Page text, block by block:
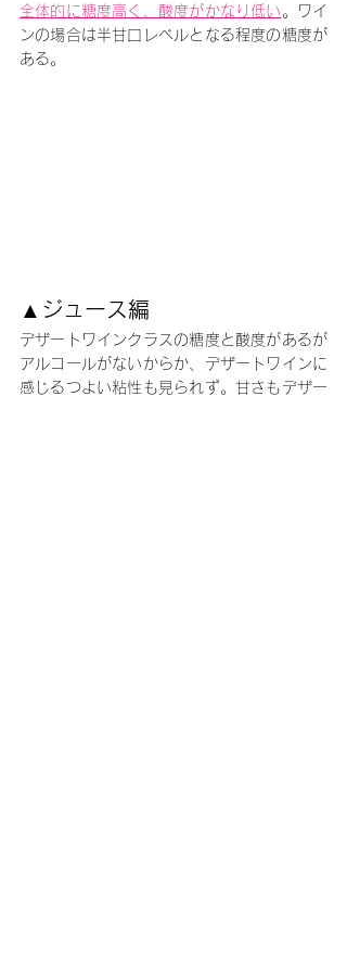
全体的に糖度高く、酸度がかなり低い 。ワイ
ンの場合は半甘口レベルとなる程度の糖度が
ある。
▲ジュース編
デザートワインクラスの糖度と酸度があるが
アルコールがないからか、デザートワインに
感じるつよい粘性も見られず。甘さもデザー